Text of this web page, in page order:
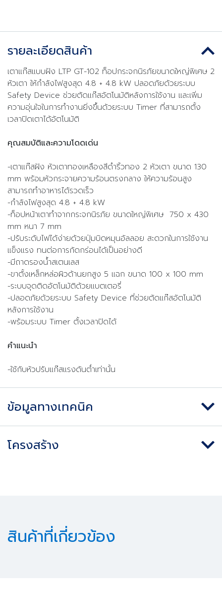
รายละเอียดสินค้า
เตาแก๊สแบบฝัง LTP GT-102 ท็อปกระจกนิรภัยขนาดใหญ่พิเศษ 2
หัวเตา ให้กำลังไฟสูงสุด 4.8 + 4.8 kW ปลอดภัยด้วยระบบ
Safety Device ช่วยตัดแก๊สอัตโนมัติหลังการใช้งาน และเพิ่ม
ความอุ่นใจในการทำงานยิ่งขึ้นด้วยระบบ Timer ที่สามารถตั้ง
เวลาปิดเตาได้อัตโนมัติ
คุณสมบัติและความโดดเด่น
-เตาแก๊สฝัง หัวเตาทองเหลืองสีดำริ้วทอง 2 หัวเตา ขนาด 130
mm พร้อมหัวกระจายความร้อนตรงกลาง ให้ความร้อนสูง
สามารถทำอาหารได้รวดเร็ว
-กำลังไฟสูงสุด 4.8 + 4.8 kW
-ท็อปหน้าเตาทำจากกระจกนิรภัย ขนาดใหญ่พิเศษ 750 x 430
mm หนา 7 mm
-ปรับระดับไฟได้ง่ายด้วยปุ่มบิดหมุนอัลลอย สะดวกในการใช้งาน
แข็งแรง ทนต่อการกัดกร่อนได้เป็นอย่างดี
-มีถาดรองน้ำสเตนเลส
-ขาตั้งเหล็กหล่อผิวด้านยกสูง 5 แฉก ขนาด 100 x 100 mm
-ระบบจุดติดอัตโนมัติด้วยแบตเตอรี่
-ปลอดภัยด้วยระบบ Safety Device ที่ช่วยตัดแก๊สอัตโนมัติ
หลังการใช้งาน
-พร้อมระบบ Timer ตั้งเวลาปิดได้
คำแนะนำ
-ใช้กับหัวปรับแก๊สแรงดันต่ำเท่านั้น
ข้อมูลทางเทคนิค
โครงสร้าง
สินค้าที่เกี่ยวข้อง